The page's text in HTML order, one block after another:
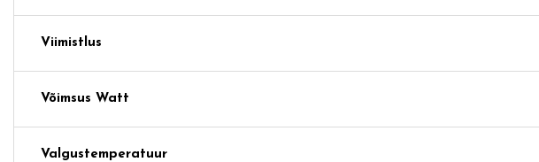
Viimistlus
Võimsus Watt
Valgustemperatuur